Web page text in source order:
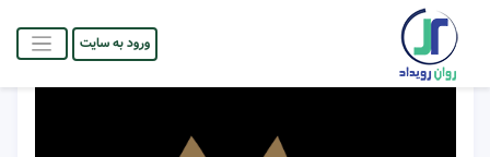
ورود به سایت